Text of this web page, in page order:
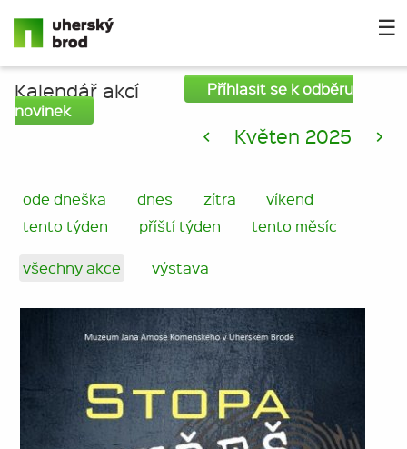
☰
Kalendář akcí
Příhlasit se k odběru
novinek
< Květen 2025 >
ode dneška dnes zítra
víkend
tento týden
příští týden tento měsíc
všechny akce výstava